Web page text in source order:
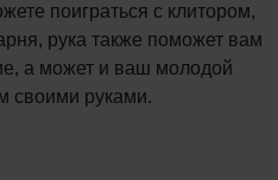
поиграться с клитором,
рука также поможет вам
а может и ваш молодой
своими руками.